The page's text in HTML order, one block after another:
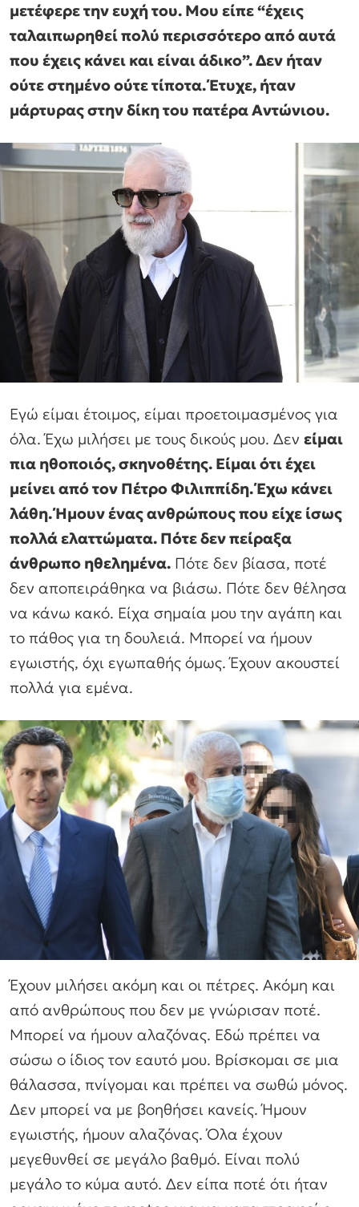
μετέφερε την ευχή του. Μου είπε “έχεις
ταλαιπωρηθεί πολύ περισσότερο από αυτά
που έχεις κάνει και είναι άδικο”. Δεν ήταν
ούτε στημένο ούτε τίποτα. Έτυχε, ήταν
μάρτυρας στην δίκη του πατέρα Αντώνιου.
Εγώ είμαι έτοιμος, είμαι προετοιμασμένος για
όλα. Έχω μιλήσει με τους δικούς μου. Δεν είμαι
πια ηθοποιός, σκηνοθέτης. Είμαι ότι έχει
μείνει από τον Πέτρο Φιλιππίδη. Έχω κάνει
λάθη. Ήμουν ένας ανθρώπους που είχε ίσως
πολλά ελαττώματα. Πότε δεν πείραξα
άνθρωπο ηθελημένα. Πότε δεν βίασα, ποτέ
δεν αποπειράθηκα να βιάσω. Πότε δεν θέλησα
να κάνω κακό. Είχα σημαία μου την αγάπη και
το πάθος για τη δουλειά. Μπορεί να ήμουν
εγωιστής, όχι εγωπαθής όμως. Έχουν ακουστεί
πολλά για εμένα.
Έχουν μιλήσει ακόμη και οι πέτρες. Ακόμη και
από ανθρώπους που δεν με γνώρισαν ποτέ.
Μπορεί να ήμουν αλαζόνας. Εδώ πρέπει να
σώσω ο ίδιος τον εαυτό μου. Βρίσκομαι σε μια
θάλασσα, πνίγομαι και πρέπει να σωθώ μόνος.
Δεν μπορεί να με βοηθήσει κανείς. Ήμουν
εγωιστής, ήμουν αλαζόνας. Όλα έχουν
μεγεθυνθεί σε μεγάλο βαθμό. Είναι πολύ
μεγάλο το κύμα αυτό. Δεν είπα ποτέ ότι ήταν